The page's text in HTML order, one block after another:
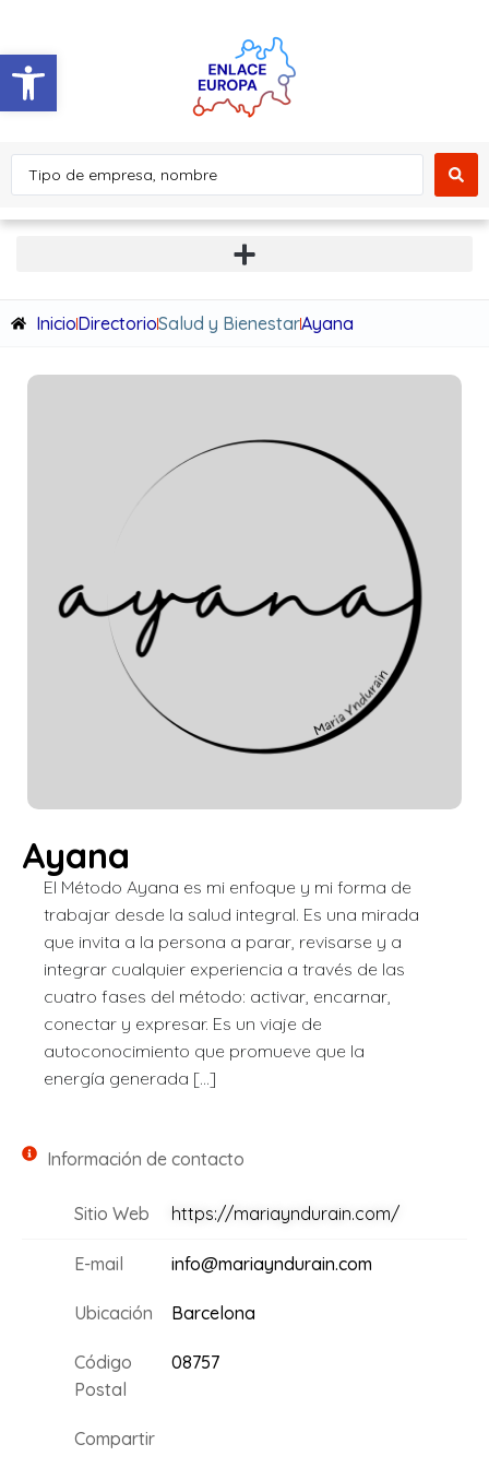
Abrir barra de herramientas
InicioDirectorioSalud y BienestarAyana
Ayana
El Método Ayana es mi enfoque y mi forma de
trabajar desde la salud integral. Es una mirada
que invita a la persona a parar, revisarse y a
integrar cualquier experiencia a través de las
cuatro fases del método: activar, encarnar,
conectar y expresar. Es un viaje de
autoconocimiento que promueve que la
energía generada […]
Información de contacto
Sitio Web https://mariayndurain.com/
E-mail info@mariayndurain.com
Ubicación Barcelona
Código
Postal
08757
Compartir